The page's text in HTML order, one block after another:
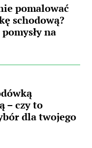
pomalować
schodową?
na
– czy to
dla twojego